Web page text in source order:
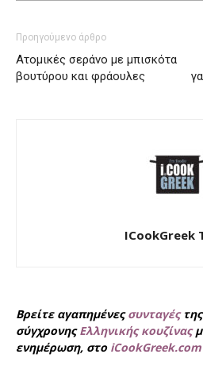
Προηγούμενο άρθρο
Ατομικές σεράνο με μπισκότα
βουτύρου και φράουλες
ICookGreek
Βρείτε αγαπημένεςσυνταγές
σύγχρονηςΕλληνικής κουζίνας
ενημέρωση, στο iCookGreek.com